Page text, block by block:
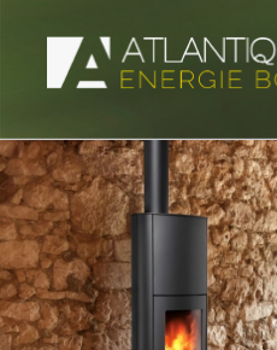
POÊLES À BOIS
POÊLES À GRANULÉS
INSERTS À BOIS